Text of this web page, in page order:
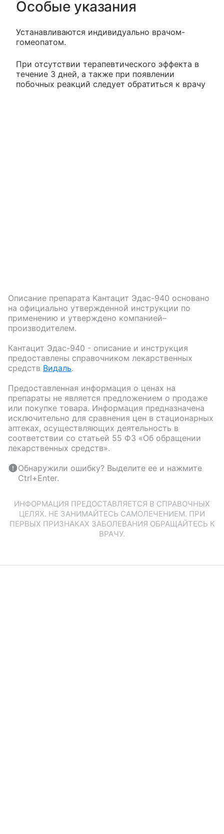
Особые указания
Устанавливаются индивидуально врачом-
гомеопатом.
При отсутствии терапевтического эффекта в
течение 3 дней, а также при появлении
побочных реакций следует обратиться к врачу
Описание препарата Кантацит Эдас-940 основано
на официально утвержденной инструкции по
применению и утверждено компанией–
производителем.
Кантацит Эдас-940 - описание и инструкция
предоставлены справочником лекарственных
средств Видаль.
Предоставленная информация о ценах на
препараты не является предложением о продаже
или покупке товара. Информация предназначена
исключительно для сравнения цен в стационарных
аптеках, осуществляющих деятельность в
соответствии со статьей 55 ФЗ «Об обращении
лекарственных средств».
Обнаружили ошибку? Выделите ее и нажмите
Ctrl+Enter.
ИНФОРМАЦИЯ ПРЕДОСТАВЛЯЕТСЯ В СПРАВОЧНЫХ
ЦЕЛЯХ. НЕ ЗАНИМАЙТЕСЬ САМОЛЕЧЕНИЕМ. ПРИ
ПЕРВЫХ ПРИЗНАКАХ ЗАБОЛЕВАНИЯ ОБРАЩАЙТЕСЬ К
ВРАЧУ.